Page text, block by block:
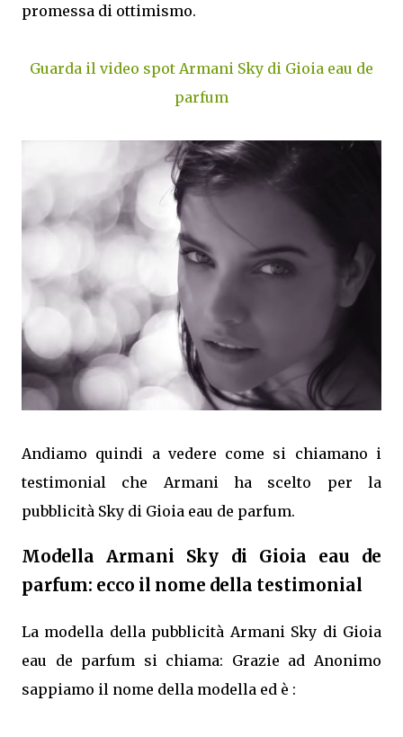
promessa di ottimismo.
Guarda il video spot Armani Sky di Gioia eau de
parfum
Andiamo quindi a vedere come si chiamano i
testimonial che Armani ha scelto per la
pubblicità Sky di Gioia eau de parfum.
Modella Armani Sky di Gioia eau de
parfum: ecco il nome della testimonial
La modella della pubblicità Armani Sky di Gioia
eau de parfum si chiama: Grazie ad Anonimo
sappiamo il nome della modella ed è :